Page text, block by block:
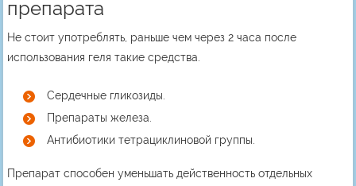
препарата
Не стоит употреблять, раньше чем через 2 часа после
использования геля такие средства.
Сердечные гликозиды.
Препараты железа.
Антибиотики тетрациклиновой группы.
Препарат способен уменьшать действенность отдельных